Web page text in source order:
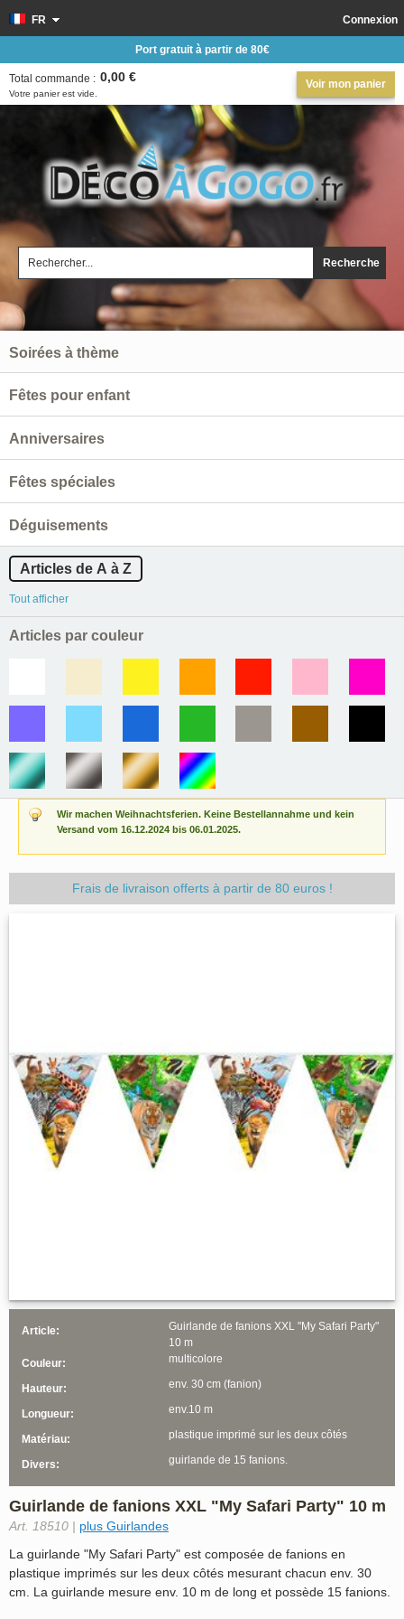
Recherche
Connexion
FR
Voir mon panier
Votre panier est vide.
Total commande : 0,00 €
Port gratuit à partir de 80€
Wir machen Weihnachtsferien. Keine Bestellannahme und kein
Versand vom 16.12.2024 bis 06.01.2025.
Guirlande de fanions XXL "My Safari Party" 10 m
Art. 18510 | plus Guirlandes
La guirlande "My Safari Party" est composée de fanions en
plastique imprimés sur les deux côtés mesurant chacun env. 30
cm. La guirlande mesure env. 10 m de long et possède 15 fanions.
Frais de livraison offerts à partir de 80 euros !
Article:
Guirlande de fanions XXL "My Safari Party"
10 m
Couleur:
multicolore
Hauteur: env. 30 cm (fanion)
Longueur: env.10 m
Matériau: plastique imprimé sur les deux côtés
Divers: guirlande de 15 fanions.
Soirées à thème
Fêtes pour enfant
Anniversaires
Fêtes spéciales
Déguisements
Articles de A à Z
Tout afficher
Articles par couleur